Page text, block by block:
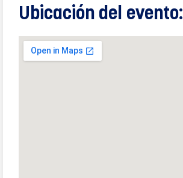
Ubicación del evento: